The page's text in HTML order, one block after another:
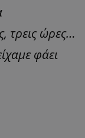
τρεις ώρες…
φάει